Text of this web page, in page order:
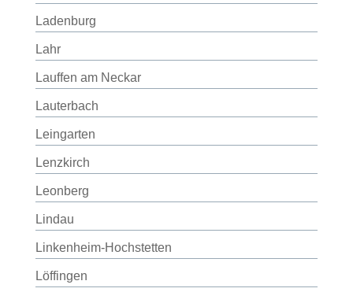
Ladenburg
Lahr
Lauffen am Neckar
Lauterbach
Leingarten
Lenzkirch
Leonberg
Lindau
Linkenheim-Hochstetten
Löffingen